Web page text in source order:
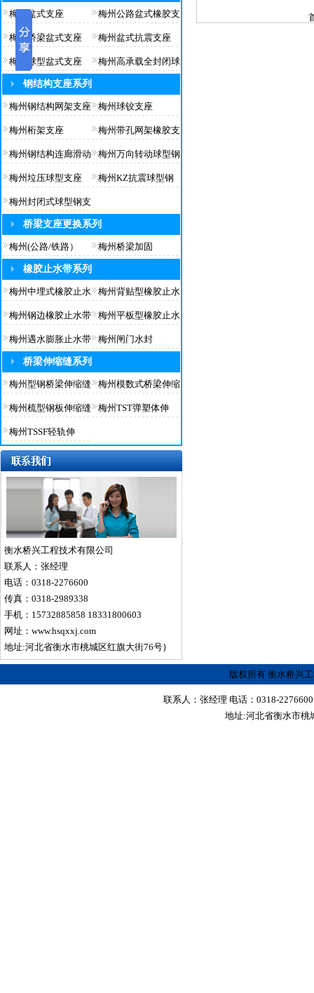
梅州盆式支座 梅州公路盆式橡胶支
梅州桥梁盆式支座 梅州盆式抗震支座
梅州球型盆式支座 梅州高承载全封闭球
钢结构支座系列
梅州钢结构网架支座 梅州球铰支座
梅州桁架支座 梅州带孔网架橡胶支
梅州钢结构连廊滑动 梅州万向转动球型钢
梅州垃压球型支座 梅州KZ抗震球型钢
梅州封闭式球型钢支
桥梁支座更换系列
梅州(公路/铁路） 梅州桥梁加固
橡胶止水带系列
梅州中埋式橡胶止水 梅州背贴型橡胶止水
梅州钢边橡胶止水带 梅州平板型橡胶止水
梅州遇水膨胀止水带 梅州闸门水封
桥梁伸缩缝系列
梅州型钢桥梁伸缩缝 梅州模数式桥梁伸缩
梅州梳型钢板伸缩缝 梅州TST弹塑体伸
梅州TSSF轻轨伸
衡水桥兴工程技术有限公司
联系人：张经理
电话：0318-2276600
传真：0318-2989338
手机：15732885858 18331800603
网址：www.hsqxxj.com
地址:河北省衡水市桃城区红旗大街76号}
版权所有 衡水桥兴
联系人：张经理 电话：0318-
地址:河北省衡水市桃